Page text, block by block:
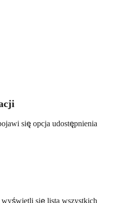
się opcja udostępnienia
wyświetli się lista wszystkich